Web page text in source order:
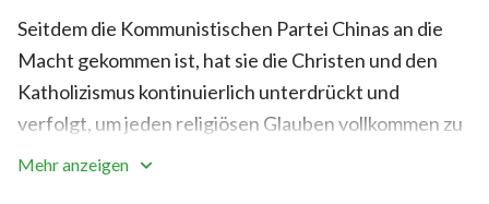
Seitdem die Kommunistischen Partei Chinas an die
Macht gekommen ist, hat sie die Christen und den
Katholizismus kontinuierlich unterdrückt und
verfolgt, um jeden religiösen Glauben vollkommen zu
beseitigen und in China eine atheistische Zone zu
Mehr anzeigen